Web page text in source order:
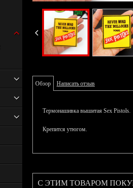
Обзор Написать отзыв
Термонашивка вышитая Sex Pistols.
Крепится утюгом.
С ЭТИМ ТОВАРОМ